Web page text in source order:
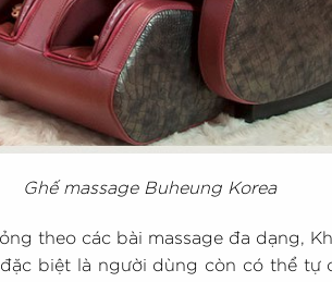
Ghế massage Buheung Korea
theo các bài massage đa dạng,
biệt là người dùng còn có thể tự